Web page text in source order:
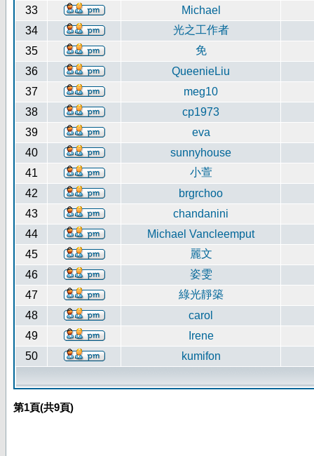
33
Michael
34
光之工作者
35
免
36
QueenieLiu
37
meg10
38
cp1973
39
eva
40
sunnyhouse
41
小萱
42
brgrchoo
43
chandanini
44
Michael Vancleemput
45
麗文
46
姿雯
47
綠光靜築
48
carol
49
Irene
50
kumifon
第1頁(共9頁)